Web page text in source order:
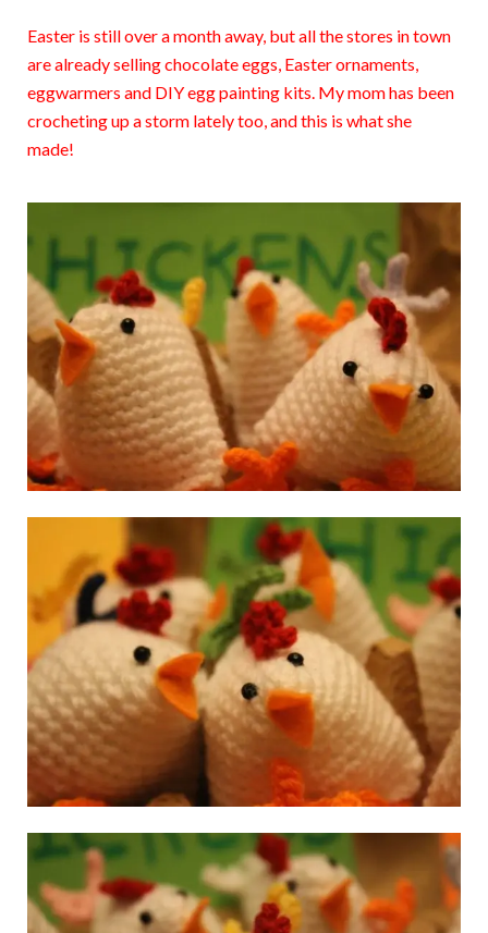
Easter is still over a month away, but all the stores in town
are already selling chocolate eggs, Easter ornaments,
eggwarmers and DIY egg painting kits. My mom has been
crocheting up a storm lately too, and this is what she
made!